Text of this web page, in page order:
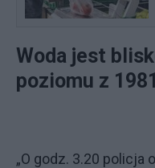
Woda jest
poziomu z
„O godz. 3.20 policja